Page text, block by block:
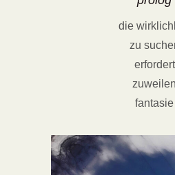
die
zu
erfordert
zuweilen
fantasie